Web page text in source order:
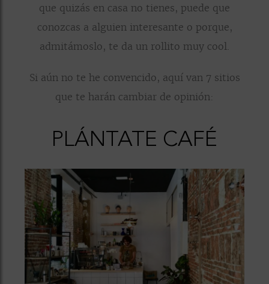
que quizás en casa no tienes, puede que
conozcas a alguien interesante o porque,
admitámoslo, te da un rollito muy cool.
Si aún no te he convencido, aquí van 7 sitios
que te harán cambiar de opinión:
PLÁNTATE CAFÉ